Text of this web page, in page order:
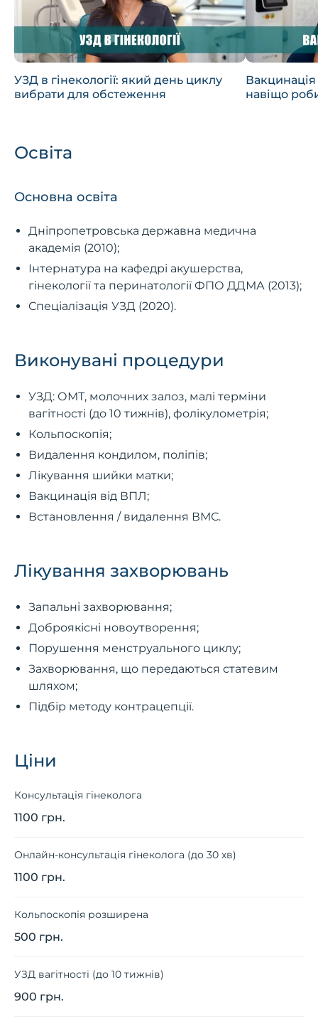
УЗД в гінекології: який день циклу
вибрати для обстеження
навіщо
Освіта
Основна освіта
Дніпропетровська державна медична
академія (2010);
Інтернатура на кафедрі акушерства,
гінекології та перинатології ФПО ДДМА (2013);
Спеціалізація УЗД (2020).
Виконувані процедури
УЗД: ОМТ, молочних залоз, малі терміни
вагітності (до 10 тижнів), фолікулометрія;
Кольпоскопія;
Видалення кондилом, поліпів;
Лікування шийки матки;
Вакцинація від ВПЛ;
Встановлення / видалення ВМС.
Лікування захворювань
Запальні захворювання;
Доброякісні новоутворення;
Порушення менструального циклу;
Захворювання, що передаються статевим
шляхом;
Підбір методу контрацепції.
Ціни
Консультація гінеколога
1100 грн.
Онлайн-консультація гінеколога (до 30 хв)
1100 грн.
Кольпоскопія розширена
500 грн.
УЗД вагітності (до 10 тижнів)
900 грн.